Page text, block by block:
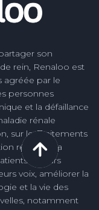
son
rein, Renaloo est
agréée par le
personnes
et la défaillance
rénale
sur les traitements
rénale et la
et leurs
voix, améliorer la
et la vie des
notamment